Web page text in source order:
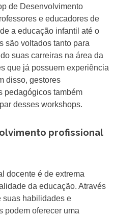
de Desenvolvimento
e educadores de
a educação infantil até o
são voltados tanto para
suas carreiras na área da
que já possuem experiência
disso, gestores
pedagógicos também
desses workshops.
profissional
docente é de extrema
da educação. Através
suas habilidades e
podem oferecer uma